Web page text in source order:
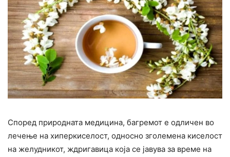
Според природната медицина, багремот е одличен во
лечење на хиперкиселост, односно зголемена киселост
на желудникот, ждригавица која се јавува за време на